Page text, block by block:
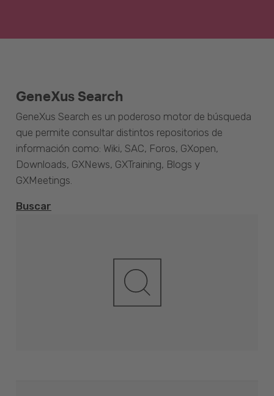
GeneXus Search
GeneXus Search es un poderoso motor de búsqueda
que permite consultar distintos repositorios de
información como: Wiki, SAC, Foros, GXopen,
Downloads, GXNews, GXTraining, Blogs y
GXMeetings.
Buscar